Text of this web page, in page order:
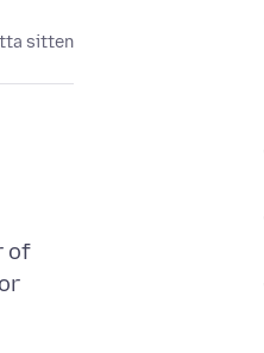
sitten
of